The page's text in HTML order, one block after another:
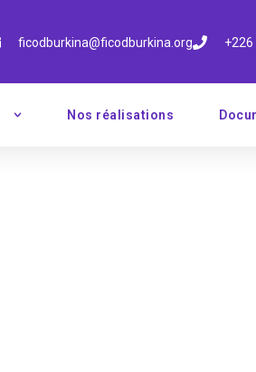
ficodburkina@ficodburkina.org +226
Nos réalisations